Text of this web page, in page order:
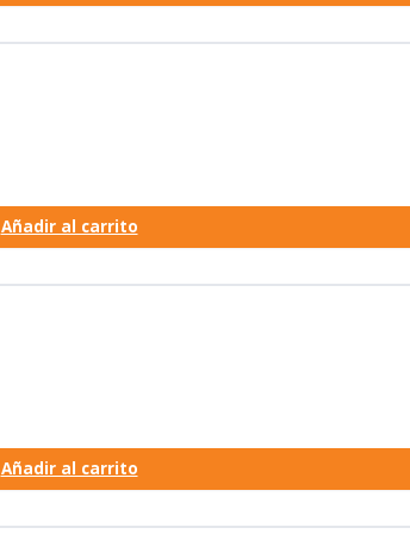
Añadir al carrito
Añadir al carrito